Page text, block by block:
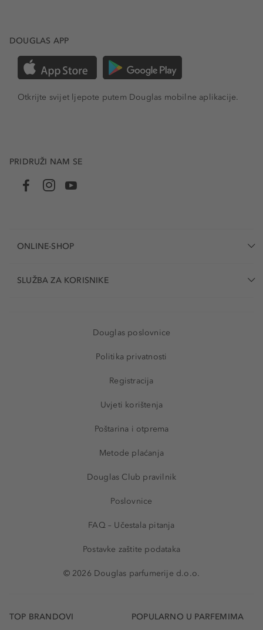
DOUGLAS APP
Otkrijte svijet ljepote putem Douglas mobilne aplikacije.
PRIDRUŽI NAM SE
ONLINE-SHOP
SLUŽBA ZA KORISNIKE
Douglas poslovnice
Politika privatnosti
Registracija
Uvjeti korištenja
Poštarina i otprema
Metode plaćanja
Douglas Club pravilnik
Poslovnice
FAQ – Učestala pitanja
Postavke zaštite podataka
© 2026 Douglas parfumerije d.o.o.
TOP BRANDOVI POPULARNO U PARFEMIMA